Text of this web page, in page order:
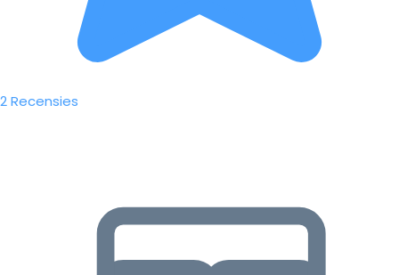
2 Recensies